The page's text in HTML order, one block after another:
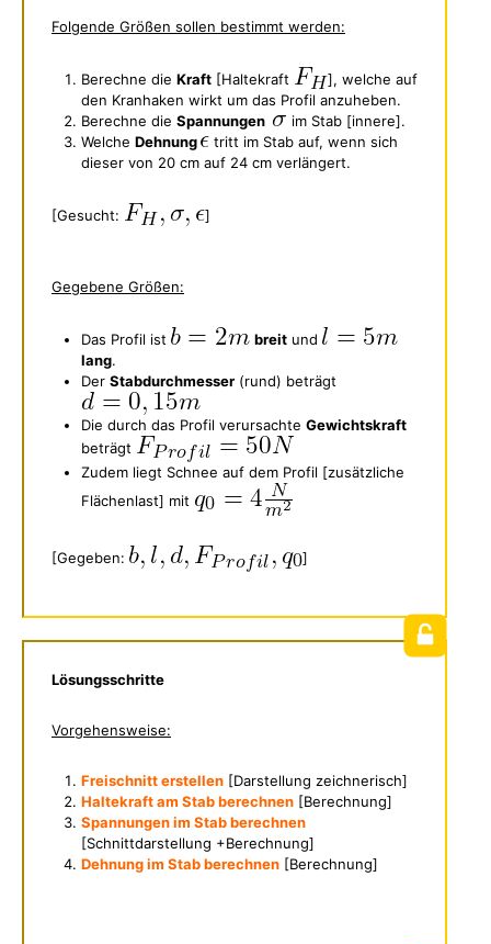
Folgende Größen sollen bestimmt werden:
Berechne die Kraft [Haltekraft
], welche auf
den Kranhaken wirkt um das Profil anzuheben.
Berechne die Spannungen
im Stab [innere].
Welche Dehnung
tritt im Stab auf, wenn sich
dieser von 20 cm auf 24 cm verlängert.
[Gesucht: ]
Gegebene Größen:
Das Profil ist breit und
lang.
Der Stabdurchmesser (rund) beträgt
Die durch das Profil verursachte Gewichtskraft
beträgt
Zudem liegt Schnee auf dem Profil [zusätzliche
Flächenlast] mit
[Gegeben: ]
Lösungsschritte
Vorgehensweise:
Freischnitt erstellen [Darstellung zeichnerisch]
Haltekraft am Stab berechnen [Berechnung]
Spannungen im Stab berechnen
[Schnittdarstellung +Berechnung]
Dehnung im Stab berechnen [Berechnung]